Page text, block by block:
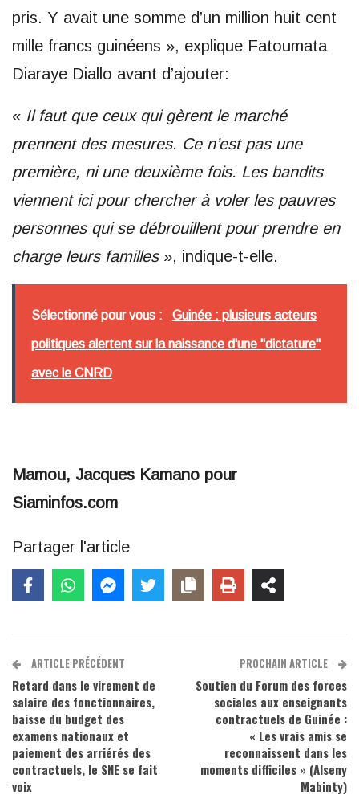
pris. Y avait une somme d’un million huit cent
mille francs guinéens », explique Fatoumata
Diaraye Diallo avant d’ajouter:
« Il faut que ceux qui gèrent le marché
prennent des mesures. Ce n’est pas une
première, ni une deuxième fois. Les bandits
viennent ici pour chercher à voler les pauvres
personnes qui se débrouillent pour prendre en
charge leurs familles», indique-t-elle.
Sélectionné pour vous : Guinée : plusieurs acteurs
politiques alertent sur la naissance d'une "dictature"
avec le CNRD
Mamou, Jacques Kamano pour
Siaminfos.com
Partager l'article
ARTICLE PRÉCÉDENT
Retard dans le virement de
salaire des fonctionnaires,
baisse du budget des
examens nationaux et
paiement des arriérés des
contractuels, le SNE se fait
voix
PROCHAIN ARTICLE
Soutien du Forum des forces
sociales aux enseignants
contractuels de Guinée :
« Les vrais amis se
reconnaissent dans les
moments difficiles » (Alseny
Mabinty)